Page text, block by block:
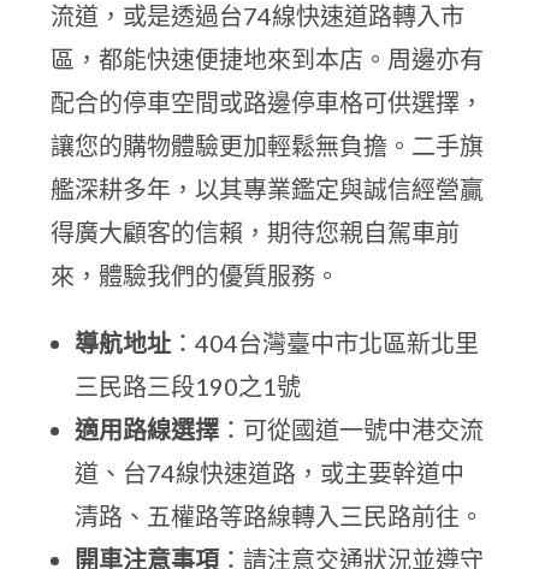
流道，或是透過台74線快速道路轉入市
區，都能快速便捷地來到本店。周邊亦有
配合的停車空間或路邊停車格可供選擇，
讓您的購物體驗更加輕鬆無負擔。二手旗
艦深耕多年，以其專業鑑定與誠信經營贏
得廣大顧客的信賴，期待您親自駕車前
來，體驗我們的優質服務。
導航地址 ：404台灣臺中市北區新北里
三民路三段190之1號
適用路線選擇 ：可從國道一號中港交流
道、台74線快速道路，或主要幹道中
清路、五權路等路線轉入三民路前往。
開車注意事項 ：請注意交通狀況並遵守